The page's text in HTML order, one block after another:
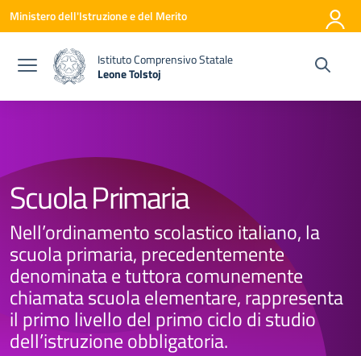
Vai ai contenuti
Vai al menu di navigazione
Vai al footer
Ministero dell'Istruzione e del Merito
Istituto Comprensivo Statale
Leone Tolstoj
Scuola Primaria
Nell’ordinamento scolastico italiano, la
scuola primaria, precedentemente
denominata e tuttora comunemente
chiamata scuola elementare, rappresenta
il primo livello del primo ciclo di studio
dell’istruzione obbligatoria.